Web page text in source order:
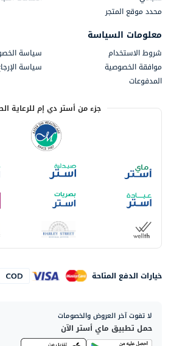
محدد موقع المتجر
معلومات السياسة
شروط الاستخدام
سياسة
موافقة الخصوصية
سياسة
المدفوعات
جزء من أستر دي إم للرعاية
خيارات الدفع المتاحة
لا تفوت آخر العروض والخصومات
حمل تطبيق ماي أستر الآن